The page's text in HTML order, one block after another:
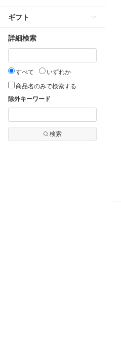
ギフト
詳細検索
すべて
いずれか
商品名のみで検索する
除外キーワード
検索